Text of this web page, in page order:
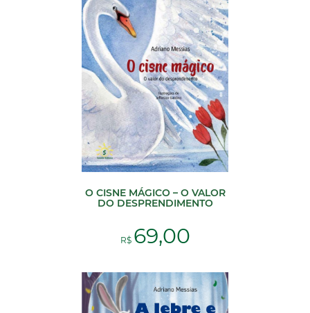
O CISNE MÁGICO – O VALOR
DO DESPRENDIMENTO
R$ 69,00